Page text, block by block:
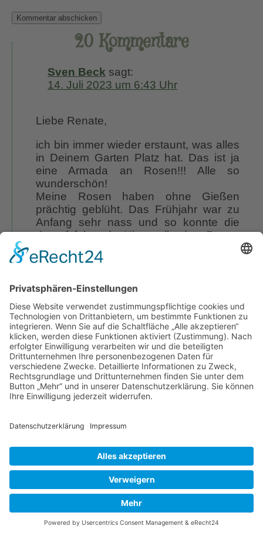
20 Kommentare
Sven Beck sagt:
14. Juli 2023 um 6:43 Uhr
Liebe Renate,
ich bin immer wieder erstaunt, was alles
in Deinem Garten Platz hat. Das ist ja
eine Armada an Rosen!!! Alle so
wunderschön!
Meine Rosen haben ohne Gießen
prächtig geblüht. Das Frühjahr war zu
Anfang sehr nass und so konnte die
darauf folgende Hitzewelle den Rosen
nichts anhaben. Sie sind mittlerweile gut
eingewachsen und tief verwurzelt. Ich
während der Hitzewelle einmal gießen.
gepflanzt.
In Sachen Klimawandel werde ich
meine Sterndolden aus dem
Schattengarten nehmen und zwei
gegenüberliegende Beete neu
bepflanzen. Erste Pflanzen sind bestellt
– natürlich Rosen. Da es in diesem
Bereich trotz “Schatten”garten Sonne
ausgewählt, die sowohl Sonne als auch
paar Formschnittgehölze integriert
werden, da dieser Bereich im Winter
etwas trostlos aussieht. Bei den
Begleitstauden bin ich mir noch nicht
ganz schlüssig. Ich habe schon ein paar
im Auge, aber das muss ich noch gut